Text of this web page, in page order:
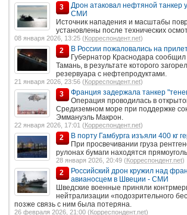
3
Дрон атаковал нефтяной танкер
СМИ
Источник нападения и масштабы
установлены после технических
08 января 2026, 13:25 (Корреспондент.net)
2
В России пожаловались на
Губернатор Краснодара
Тамань, в результате которого
резервуара с нефтепродуктами.
21 января 2026, 23:56 (Корреспондент.net)
3
Франция задержала танкер
Операция проводилась в
Средиземном море при поддержке
Эммануэль Макрон.
22 января 2026, 17:01 (Корреспондент.net)
2
В порту Гамбурга изъяли 400 кг
При просвечивании груза
рулонах бумаги находятся
28 января 2026, 20:49 (Корреспондент.net)
2
Российский дрон кружил над
авианосцем в Швеции - СМИ
Шведские военные приняли
нейтрализации «подозрительного
позже связь с ним была потеряна.
26 февраля 2026, 21:00 (Корреспондент.net)